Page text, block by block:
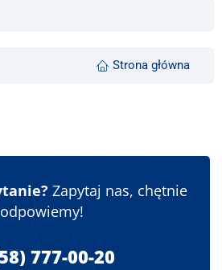
Strona główna
Zapytaj nas, chętnie
odpowiemy!
777-00-20